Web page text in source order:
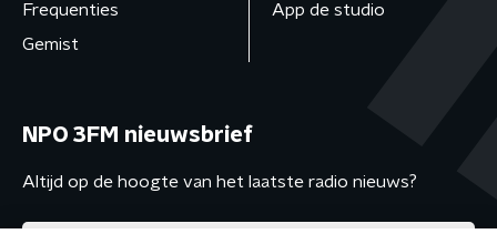
Frequenties
Gemist
App de studio
NPO 3FM nieuwsbrief
Altijd op de hoogte van het laatste radio nieuws?